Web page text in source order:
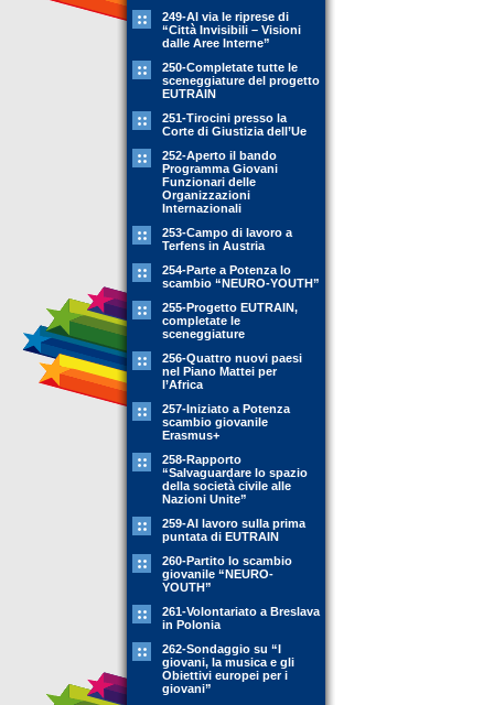
249-Al via le riprese di
“Città Invisibili – Visioni
dalle Aree Interne”
250-Completate tutte le
sceneggiature del progetto
EUTRAIN
251-Tirocini presso la
Corte di Giustizia dell’Ue
252-Aperto il bando
Programma Giovani
Funzionari delle
Organizzazioni
Internazionali
253-Campo di lavoro a
Terfens in Austria
254-Parte a Potenza lo
scambio “NEURO-YOUTH”
255-Progetto EUTRAIN,
completate le
sceneggiature
256-Quattro nuovi paesi
nel Piano Mattei per
l’Africa
257-Iniziato a Potenza
scambio giovanile
Erasmus+
258-Rapporto
“Salvaguardare lo spazio
della società civile alle
Nazioni Unite”
259-Al lavoro sulla prima
puntata di EUTRAIN
260-Partito lo scambio
giovanile “NEURO-
YOUTH”
261-Volontariato a Breslava
in Polonia
262-Sondaggio su “I
giovani, la musica e gli
Obiettivi europei per i
giovani”